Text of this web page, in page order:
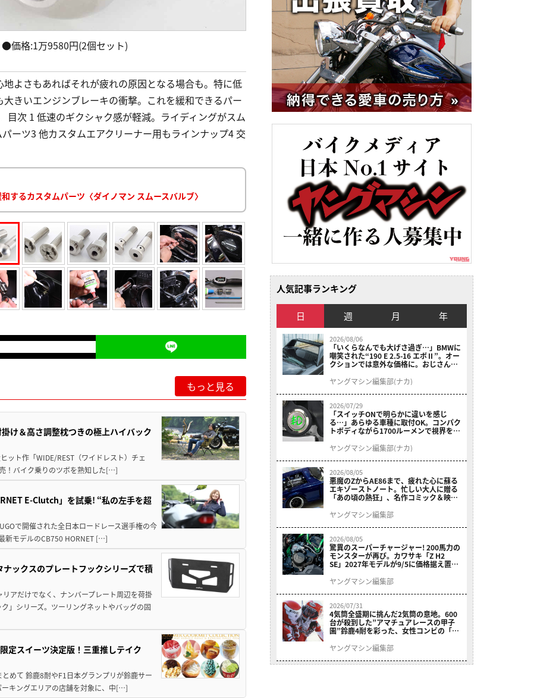
価格:1万9580円(2個セット)
よさもあればそれが疲れの原因となる場合も。特に低
きいエンジンブレーキの衝撃。これを緩和できるパー
目次 1 低速のギクシャク感が軽減。ライディングがスム
ーツ3 他カスタムエアクリーナー用もラインナップ4 交
するカスタムパーツ〈ダイノマン スムースバルブ〉
もっと見る
け＆高さ調整枕つきの極上ハイバック
ット作「WIDE/REST（ワイドレスト）チェ
！バイク乗りのツボを熟知した[…]
E-Clutch」を試乗! “私の左手を超
で開催された全日本ロードレース選手権の今
新モデルのCB750 HORNET […]
ナックスのプレートフックシリーズで積
アだけでなく、ナンバープレート周辺を荷掛
」シリーズ。ツーリングネットやバッグの固
定スイーツ決定版！三重推しテイク
めて 鈴鹿8耐やF1日本グランプリが鈴鹿サー
キングエリアの店舗を対象に、中[…]
人気記事ランキング
日 週 月 年
2026/08/06
「いくらなんでも大げさ過ぎ…」BMWに
嘲笑された“190 E 2.5-16 エボⅡ”。オー
クションでは意外な価格に。おじさん達
ヤングマシン編集部(ナカ)
2026/07/29
「スイッチONで明らかに違いを感じ
る…」あらゆる車種に取付OK。コンパク
トボディながら1700ルーメンで視界を確
ニット プレシャスレイ スモール］
ヤングマシン編集部(ナカ)
2026/08/05
悪魔のZからAE86まで、疲れた心に蘇る
エキゾーストノート。忙しい大人に贈る
「あの頃の熱狂」、名作コミック＆映画
結！
ヤングマシン編集部
2026/08/05
驚異のスーパーチャージャー! 200馬力の
モンスターが再び。カワサキ「Z H2
SE」2027年モデルが9/5に価格据え置き
ヤングマシン編集部
2026/07/31
4気筒全盛期に挑んだ2気筒の意地。600
台が殺到した”アマチュアレースの甲子
園”鈴鹿4耐を彩った、女性コンビの「ス
ヤングマシン編集部